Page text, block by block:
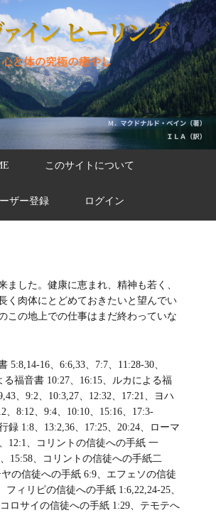
このサイトについて
ザー登録 ログイン
ました。健康に恵まれ、精神も若く、
く肉体にとどめておきたいと望んでい
この地上での仕事はまだ終わっていな
5:8,14-16、6:6,33、7:7、11:28-30、
る福音書 10:27、16:15、ルカによる福
、9:2、10:3,27、12:32、17:21、ヨハ
、8:12、9:4、10:10、15:16、17:3-
録 1:8、13:2,36、17:25、20:24、ローマ
12:1、コリントの信徒への手紙 一
15:58、コリントの信徒への手紙二
の信徒への手紙 6:9、エフェソの信徒
フィリピの信徒への手紙 1:6,22,24-25、
ロサイの信徒への手紙 1:29、テモテへ